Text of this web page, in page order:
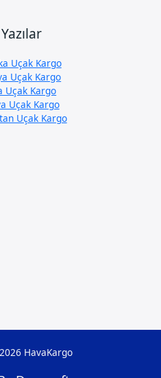
Uçak Kargo
Uçak Kargo
Uçak Kargo
Uçak Kargo
Uçak Kargo
HavaKargo